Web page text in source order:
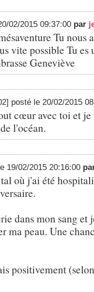
02/2015 09:37:00 par
Tu nous
vite possible Tu es
Geneviève
posté le 20/02/2015
cœur avec toi et je
l'océan.
19/02/2015 20:16:00
où j'ai été
dans mon sang et
peau. Une
positivement